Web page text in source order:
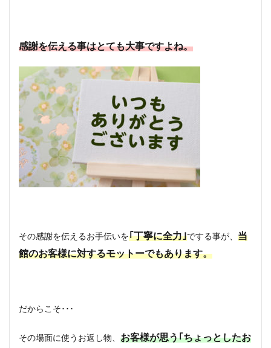
感謝を伝える事はとても大事ですよね。
その感謝を伝えるお手伝いを｢丁寧に全力｣でする事が、 当
館のお客様に対するモットーでもあります。
だからこそ･･･
その場面に使うお返し物、 お客様が思う｢ちょっとしたお